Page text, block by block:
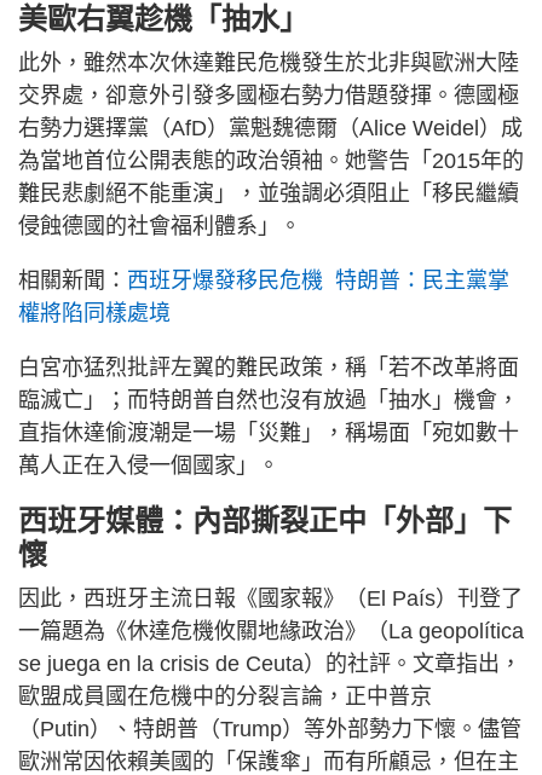
美歐右翼趁機「抽水」
此外，雖然本次休達難民危機發生於北非與歐洲大陸
交界處，卻意外引發多國極右勢力借題發揮。德國極
右勢力選擇黨（AfD）黨魁魏德爾（Alice Weidel）成
為當地首位公開表態的政治領袖。她警告「2015年的
難民悲劇絕不能重演」，並強調必須阻止「移民繼續
侵蝕德國的社會福利體系」。
相關新聞： 西班牙爆發移民危機 特朗普：民主黨掌
權將陷同樣處境
白宮亦猛烈批評左翼的難民政策，稱「若不改革將面
臨滅亡」；而特朗普自然也沒有放過「抽水」機會，
直指休達偷渡潮是一場「災難」，稱場面「宛如數十
萬人正在入侵一個國家」。
西班牙媒體：內部撕裂正中「外部」下
懷
因此，西班牙主流日報《國家報》（El País）刊登了
一篇題為《休達危機攸關地緣政治》（La geopolítica
se juega en la crisis de Ceuta）的社評。文章指出，
歐盟成員國在危機中的分裂言論，正中普京
（Putin）、特朗普（Trump）等外部勢力下懷。儘管
歐洲常因依賴美國的「保護傘」而有所顧忌，但在主